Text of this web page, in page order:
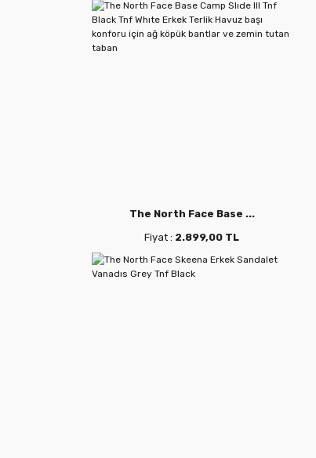
The North Face Base ...
Fiyat : 2.899,00 TL